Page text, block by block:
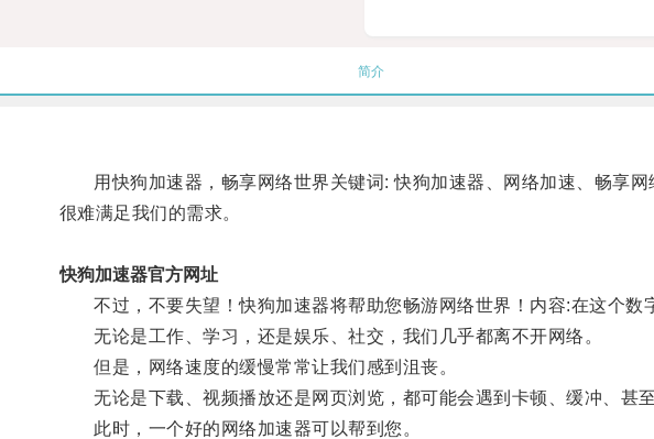
简介
用快狗加速器，畅享网络世界关键词: 快狗加速器、网络加速、畅享网
很难满足我们的需求。
快狗加速器官方网址
不过，不要失望！快狗加速器将帮助您畅游网络世界！内容:在这个数
无论是工作、学习，还是娱乐、社交，我们几乎都离不开网络。
但是，网络速度的缓慢常常让我们感到沮丧。
无论是下载、视频播放还是网页浏览，都可能会遇到卡顿、缓冲、甚至
此时，一个好的网络加速器可以帮到您。